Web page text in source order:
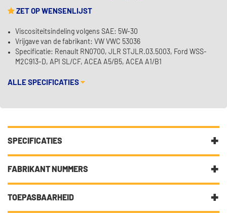
ZET OP WENSENLIJST
Viscositeitsindeling volgens SAE: 5W-30
Vrijgave van de fabrikant: VW VWC 53036
Specificatie: Renault RN0700, JLR STJLR.03.5003, Ford WSS-
M2C913-D, API SL/CF, ACEA A5/B5, ACEA A1/B1
ALLE SPECIFICATIES
SPECIFICATIES
Fabrikantcode
Merk Kroon Oil
FABRIKANT NUMMERS
5W-30
TOEPASBAARHEID